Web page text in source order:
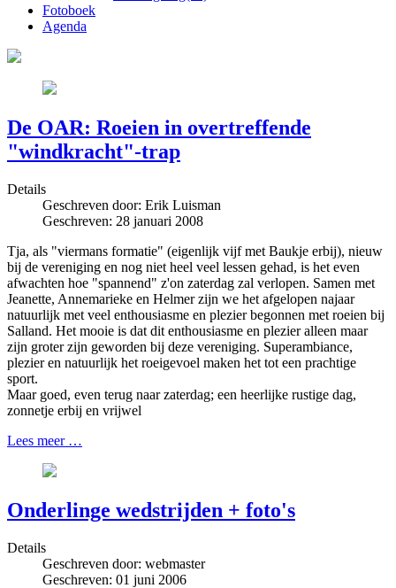
Fotoboek
Agenda
De OAR: Roeien in overtreffende
"windkracht"-trap
Details
Geschreven door: Erik Luisman
Geschreven: 28 januari 2008
Tja, als "viermans formatie" (eigenlijk vijf met Baukje erbij), nieuw
bij de vereniging en nog niet heel veel lessen gehad, is het even
afwachten hoe "spannend" z'on zaterdag zal verlopen. Samen met
Jeanette, Annemarieke en Helmer zijn we het afgelopen najaar
natuurlijk met veel enthousiasme en plezier begonnen met roeien bij
Salland. Het mooie is dat dit enthousiasme en plezier alleen maar
zijn groter zijn geworden bij deze vereniging. Superambiance,
plezier en natuurlijk het roeigevoel maken het tot een prachtige
sport.
Maar goed, even terug naar zaterdag; een heerlijke rustige dag,
zonnetje erbij en vrijwel
Lees meer …
Onderlinge wedstrijden + foto's
Details
Geschreven door: webmaster
Geschreven: 01 juni 2006